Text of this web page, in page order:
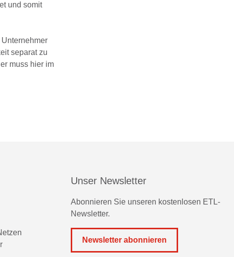
und somit
separat zu
muss hier im
Unser Newsletter
Abonnieren Sie unseren kostenlosen ETL-
Newsletter.
Newsletter abonnieren